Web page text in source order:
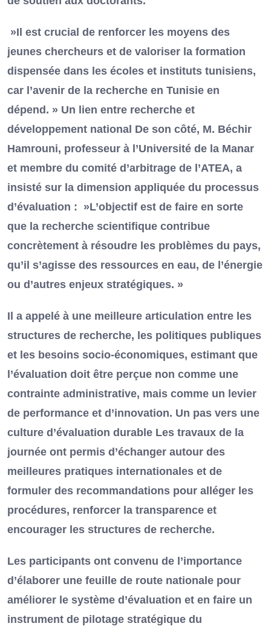
»Il est crucial de renforcer les moyens des
jeunes chercheurs et de valoriser la formation
dispensée dans les écoles et instituts tunisiens,
car l’avenir de la recherche en Tunisie en
dépend. » Un lien entre recherche et
développement national De son côté, M. Béchir
Hamrouni, professeur à l’Université de la Manar
et membre du comité d’arbitrage de l’ATEA, a
insisté sur la dimension appliquée du processus
d’évaluation : »L’objectif est de faire en sorte
que la recherche scientifique contribue
concrètement à résoudre les problèmes du pays,
qu’il s’agisse des ressources en eau, de l’énergie
ou d’autres enjeux stratégiques. »
Il a appelé à une meilleure articulation entre les
structures de recherche, les politiques publiques
et les besoins socio-économiques, estimant que
l’évaluation doit être perçue non comme une
contrainte administrative, mais comme un levier
de performance et d’innovation. Un pas vers une
culture d’évaluation durable Les travaux de la
journée ont permis d’échanger autour des
meilleures pratiques internationales et de
formuler des recommandations pour alléger les
procédures, renforcer la transparence et
encourager les structures de recherche.
Les participants ont convenu de l’importance
d’élaborer une feuille de route nationale pour
améliorer le système d’évaluation et en faire un
instrument de pilotage stratégique du